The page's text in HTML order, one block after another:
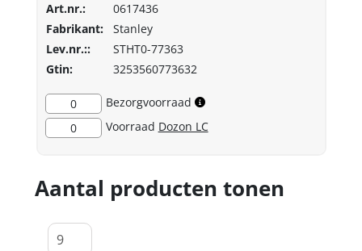
Art.nr.:
0617436
Fabrikant:
Stanley
Lev.nr.::
STHT0-77363
Gtin:
3253560773632
0
Bezorgvoorraad
0
Voorraad Dozon LC
Aantal producten tonen